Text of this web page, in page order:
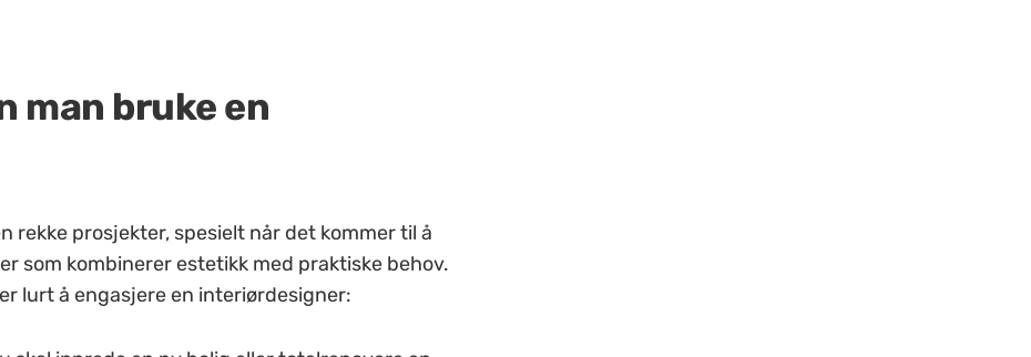
man bruke en
rekke prosjekter, spesielt når det kommer til å
som kombinerer estetikk med praktiske behov.
lurt å engasjere en interiørdesigner: